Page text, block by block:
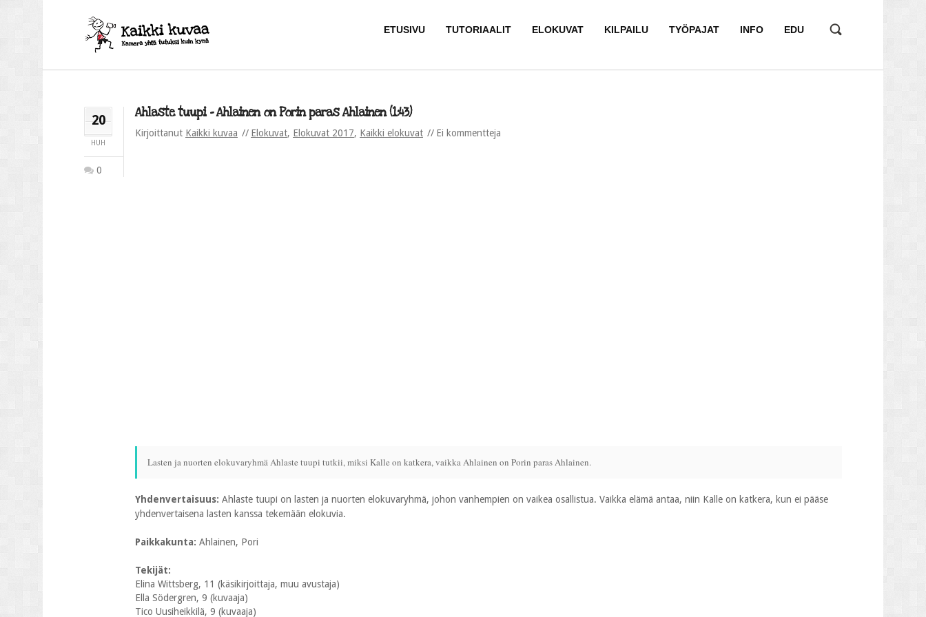
ETUSIVU TUTORIAALIT ELOKUVAT KILPAILU TYÖPAJAT INFO EDU
20
HUH
0
Ahlaste tuupi – Ahlainen on Porin paras Ahlainen (1:43)
Kirjoittanut Kaikki kuvaa Elokuvat, Elokuvat 2017, Kaikki elokuvat Ei kommentteja
Lasten ja nuorten elokuvaryhmä Ahlaste tuupi tutkii, miksi Kalle on katkera, vaikka Ahlainen on Porin paras Ahlainen.
Yhdenvertaisuus: Ahlaste tuupi on lasten ja nuorten elokuvaryhmä, johon vanhempien on vaikea osallistua. Vaikka elämä antaa, niin Kalle on katkera, kun ei pääse
yhdenvertaisena lasten kanssa tekemään elokuvia.
Paikkakunta: Ahlainen, Pori
Tekijät:
Elina Wittsberg, 11 (käsikirjoittaja, muu avustaja)
Ella Södergren, 9 (kuvaaja)
Tico Uusiheikkilä, 9 (kuvaaja)